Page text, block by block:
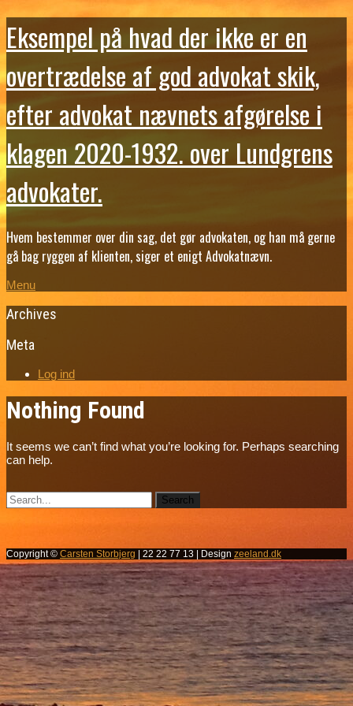
Eksempel på hvad der ikke er en
overtrædelse af god advokat skik,
efter advokat nævnets afgørelse i
klagen 2020-1932. over Lundgrens
advokater.
Hvem bestemmer over din sag, det gør advokaten, og han må gerne
gå bag ryggen af klienten, siger et enigt Advokatnævn.
Menu
Archives
Meta
Log ind
Nothing Found
It seems we can’t find what you’re looking for. Perhaps searching
can help.
Copyright © Carsten Storbjerg | 22 22 77 13 | Design zeeland.dk